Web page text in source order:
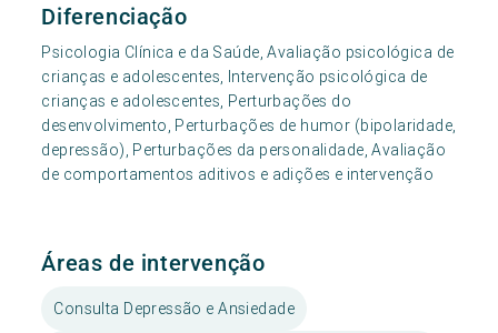
Diferenciação
Psicologia Clínica e da Saúde, Avaliação psicológica de
crianças e adolescentes, Intervenção psicológica de
crianças e adolescentes, Perturbações do
desenvolvimento, Perturbações de humor (bipolaridade,
depressão), Perturbações da personalidade, Avaliação
de comportamentos aditivos e adições e intervenção
Áreas de intervenção
Consulta Depressão e Ansiedade